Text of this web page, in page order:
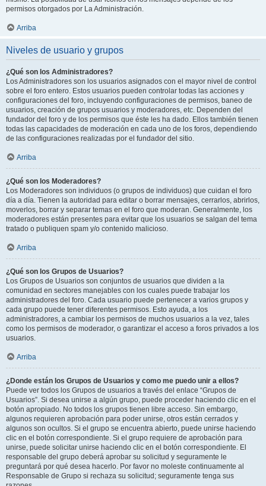
permisos otorgados por La Administración.
Arriba
Niveles de usuario y grupos
¿Qué son los Administradores?
Los Administradores son los usuarios asignados con el mayor nivel de control
sobre el foro entero. Estos usuarios pueden controlar todas las acciones y
configuraciones del foro, incluyendo configuraciones de permisos, baneo de
usuarios, creación de grupos usuarios y moderadores, etc. Dependen del
fundador del foro y de los permisos que éste les ha dado. Ellos también tienen
todas las capacidades de moderación en cada uno de los foros, dependiendo
de las configuraciones realizadas por el fundador del sitio.
Arriba
¿Qué son los Moderadores?
Los Moderadores son individuos (o grupos de individuos) que cuidan el foro
día a día. Tienen la autoridad para editar o borrar mensajes, cerrarlos, abrirlos,
moverlos, borrar y separar temas en el foro que moderan. Generalmente, los
moderadores están presentes para evitar que los usuarios se salgan del tema
tratado o publiquen spam y/o contenido malicioso.
Arriba
¿Qué son los Grupos de Usuarios?
Los Grupos de Usuarios son conjuntos de usuarios que dividen a la
comunidad en sectores manejables con los cuales puede trabajar los
administradores del foro. Cada usuario puede pertenecer a varios grupos y
cada grupo puede tener diferentes permisos. Esto ayuda, a los
administradores, a cambiar los permisos de muchos usuarios a la vez, tales
como los permisos de moderador, o garantizar el acceso a foros privados a los
usuarios.
Arriba
¿Donde están los Grupos de Usuarios y como me puedo unir a ellos?
Puede ver todos los Grupos de usuarios a través del enlace “Grupos de
Usuarios”. Si desea unirse a algún grupo, puede proceder haciendo clic en el
botón apropiado. No todos los grupos tienen libre acceso. Sin embargo,
algunos requieren aprobación para poder unirse, otros están cerrados y
algunos son ocultos. Si el grupo se encuentra abierto, puede unirse haciendo
clic en el botón correspondiente. Si el grupo requiere de aprobación para
unirse, puede solicitar unirse haciendo clic en el botón correspondiente. El
responsable del grupo deberá aprobar su solicitud y seguramente le
preguntará por qué desea hacerlo. Por favor no moleste continuamente al
Responsable de Grupo si rechaza su solicitud; seguramente tenga sus